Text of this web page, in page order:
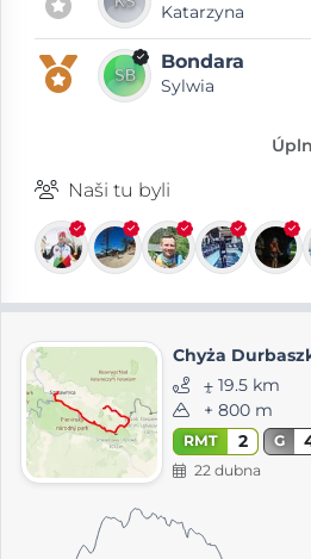
Katarzyna
Bondara
Sylwia
Naši tu byli
Chyża
⨦ 19.5 km
+ 800 m
RMT 2 G
22 dubna